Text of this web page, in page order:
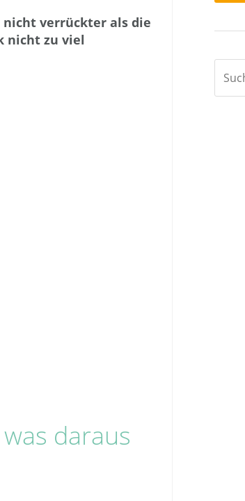
nicht verrückter als die
nicht zu viel
daraus
Suche